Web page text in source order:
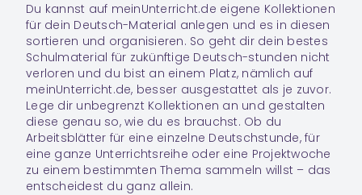
Du kannst auf meinUnterricht.de eigene Kollektionen
für dein Deutsch-Material anlegen und es in diesen
sortieren und organisieren. So geht dir dein bestes
Schulmaterial für zukünftige Deutsch-stunden nicht
verloren und du bist an einem Platz, nämlich auf
meinUnterricht.de, besser ausgestattet als je zuvor.
Lege dir unbegrenzt Kollektionen an und gestalten
diese genau so, wie du es brauchst. Ob du
Arbeitsblätter für eine einzelne Deutschstunde, für
eine ganze Unterrichtsreihe oder eine Projektwoche
zu einem bestimmten Thema sammeln willst – das
entscheidest du ganz allein.